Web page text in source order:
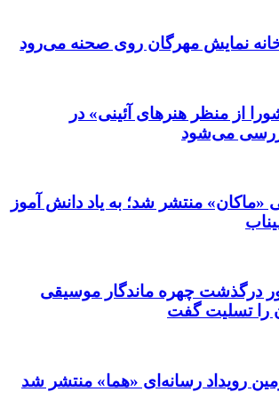
نمایش مهرگان روی صحنه می‌رود
از منظر هنرهای آئینی» در
می‌شود
«ماکان» منتشر شد؛ به یاد دانش آموز
درگذشت چهره ماندگار موسیقی
را تسلیت گفت
رویداد رسانه‌ای «هما» منتشر شد